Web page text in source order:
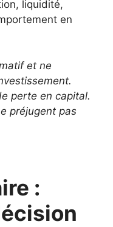
liquidité,
en
et ne
perte en capital.
préjugent pas
: